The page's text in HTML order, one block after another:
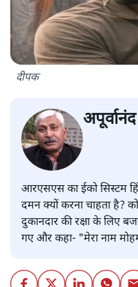
दीपक
अपूर्वानंद
आरएसएस का ईको सिस्टम
दमन क्यों करना चाहता है?
दुकानदार की रक्षा के लिए
गए और कहा- "मेरा नाम